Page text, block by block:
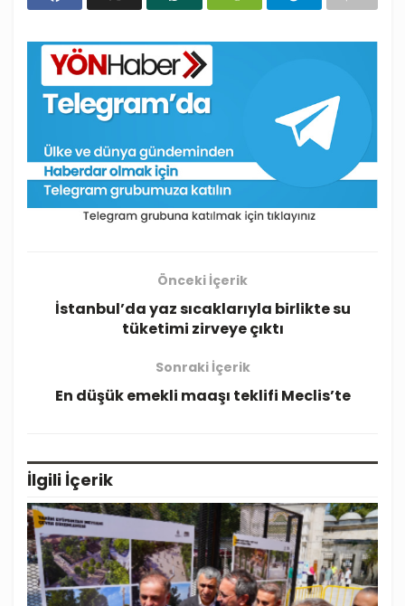
Önceki İçerik
İstanbul’da yaz sıcaklarıyla birlikte su
tüketimi zirveye çıktı
Sonraki İçerik
En düşük emekli maaşı teklifi Meclis’te
İlgili İçerik